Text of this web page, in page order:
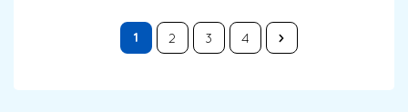
1 2 3 4